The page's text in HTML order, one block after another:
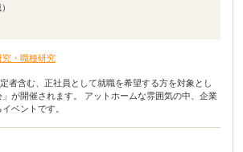
・職種研究
者含む、正社員として就職を希望する方を対象とし
アットホームな雰囲気の中、企業
ベントです。